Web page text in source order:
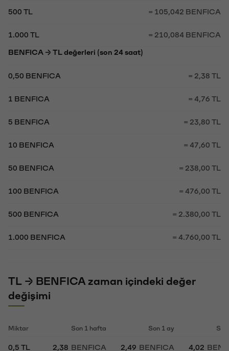
500 TL = 105,042 BENFICA
1.000 TL = 210,084 BENFICA
BENFICA → TL değerleri (son 24 saat)
0,50 BENFICA = 2,38 TL
1 BENFICA = 4,76 TL
5 BENFICA = 23,80 TL
10 BENFICA = 47,60 TL
50 BENFICA = 238,00 TL
100 BENFICA = 476,00 TL
500 BENFICA = 2.380,00 TL
1.000 BENFICA = 4.760,00 TL
TL → BENFICA zaman içindeki değer
değişimi
Miktar Son 1 hafta Son 1 ay
0,5 TL 2,38 BENFICA 2,49 BENFICA 4,02